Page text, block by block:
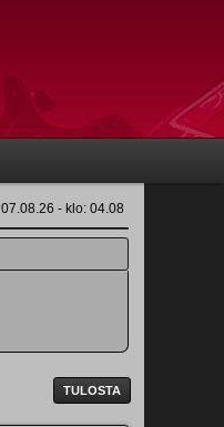
07.08.26 - klo: 04.08
TULOSTA